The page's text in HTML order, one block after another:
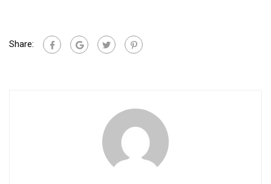
Share: